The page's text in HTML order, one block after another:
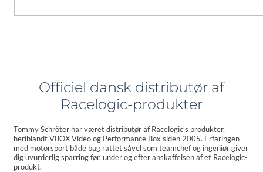
Officiel dansk distributør af
Racelogic-produkter
Tommy Schröter har været distributør af Racelogic’s produkter,
heriblandt VBOX Video og Performance Box siden 2005. Erfaringen
med motorsport både bag rattet såvel som teamchef og ingeniør giver
dig uvurderlig sparring før, under og efter anskaffelsen af et Racelogic-
produkt.